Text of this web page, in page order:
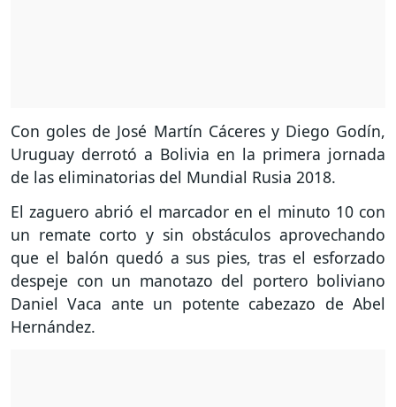
Con goles de José Martín Cáceres y Diego Godín,
Uruguay derrotó a Bolivia en la primera jornada
de las eliminatorias del Mundial Rusia 2018.
El zaguero abrió el marcador en el minuto 10 con
un remate corto y sin obstáculos aprovechando
que el balón quedó a sus pies, tras el esforzado
despeje con un manotazo del portero boliviano
Daniel Vaca ante un potente cabezazo de Abel
Hernández.